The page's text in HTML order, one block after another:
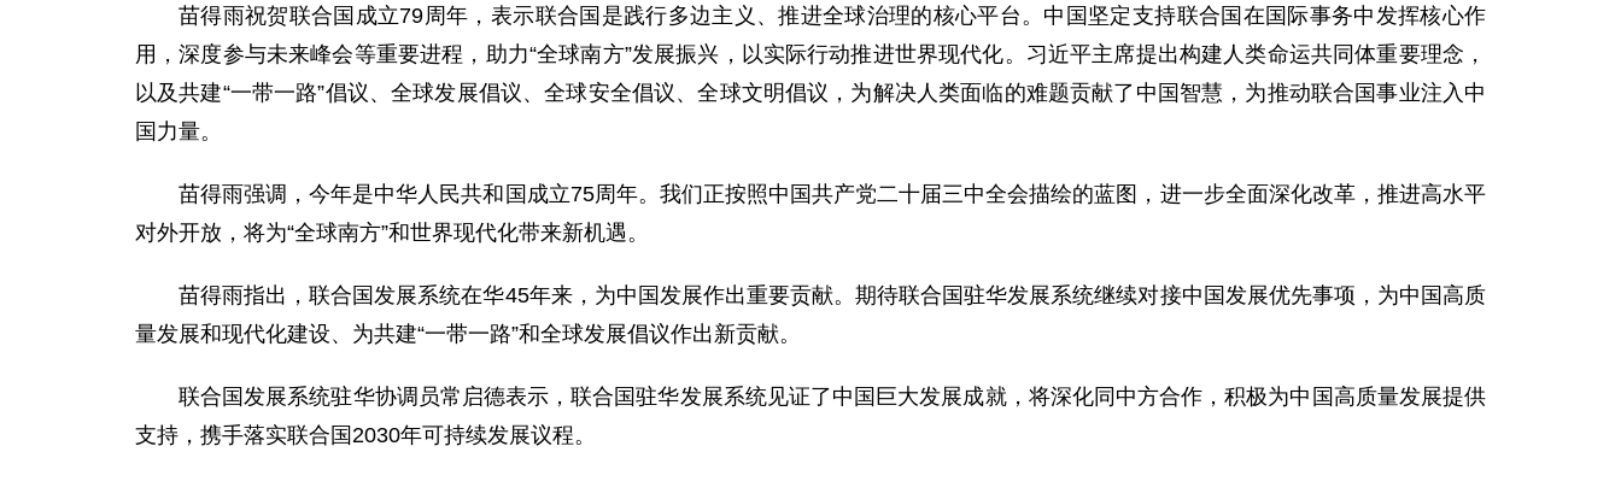
苗得雨祝贺联合国成立79周年，表示联合国是践行多边主义、推进全球治理的核心平台。中国坚定支持联合国在国际事务中发挥核心作
用，深度参与未来峰会等重要进程，助力“全球南方”发展振兴，以实际行动推进世界现代化。习近平主席提出构建人类命运共同体重要理念，
以及共建“一带一路”倡议、全球发展倡议、全球安全倡议、全球文明倡议，为解决人类面临的难题贡献了中国智慧，为推动联合国事业注入中
国力量。
苗得雨强调，今年是中华人民共和国成立75周年。我们正按照中国共产党二十届三中全会描绘的蓝图，进一步全面深化改革，推进高水平
对外开放，将为“全球南方”和世界现代化带来新机遇。
苗得雨指出，联合国发展系统在华45年来，为中国发展作出重要贡献。期待联合国驻华发展系统继续对接中国发展优先事项，为中国高质
量发展和现代化建设、为共建“一带一路”和全球发展倡议作出新贡献。
联合国发展系统驻华协调员常启德表示，联合国驻华发展系统见证了中国巨大发展成就，将深化同中方合作，积极为中国高质量发展提供
支持，携手落实联合国2030年可持续发展议程。